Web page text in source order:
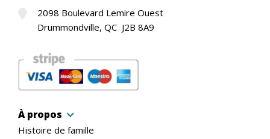
2098 Boulevard Lemire Ouest
Drummondville, QC J2B 8A9
À propos
Histoire de famille